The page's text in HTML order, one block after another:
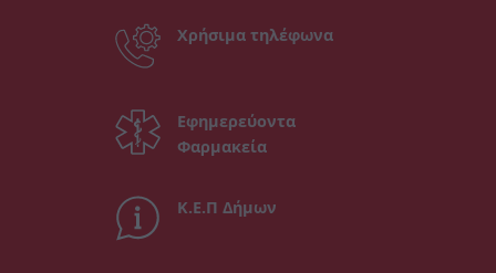
Χρήσιμα τηλέφωνα
Εφημερεύοντα
Φαρμακεία
Κ.Ε.Π Δήμων